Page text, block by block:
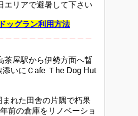
エリアで避暑して下さい
ッグラン利用方法
茶屋駅から伊勢方面へ暫
添いに Ｃafe Ｔhe Dog Hut
まれた田舎の片隅で朽果
前の倉庫をリノベーショ